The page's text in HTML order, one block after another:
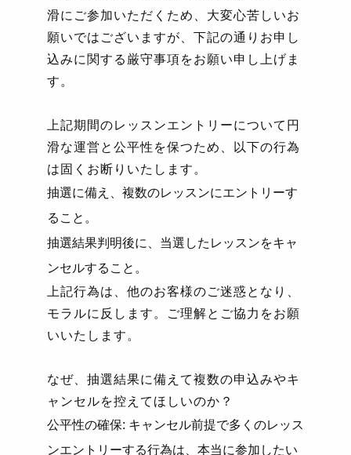
滑にご参加いただくため、大変心苦しいお
願いではございますが、下記の通りお申し
込みに関する厳守事項をお願い申し上げま
す。
上記期間のレッスンエントリーについて円
滑な運営と公平性を保つため、以下の行為
は固くお断りいたします。
抽選に備え、複数のレッスンにエントリーす
ること。
抽選結果判明後に、当選したレッスンをキャ
ンセルすること。
上記行為は、他のお客様のご迷惑となり、
モラルに反します。ご理解とご協力をお願
いいたします。
なぜ、抽選結果に備えて複数の申込みやキ
ャンセルを控えてほしいのか？
公平性の確保: キャンセル前提で多くのレッス
ンエントリーする行為は、本当に参加したい